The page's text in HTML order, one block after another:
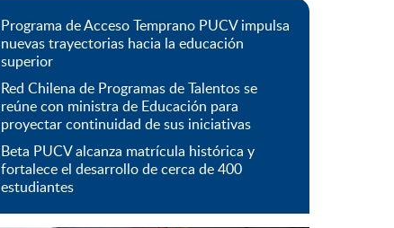
Programa de Acceso Temprano PUCV impulsa
nuevas trayectorias hacia la educación
superior
Red Chilena de Programas de Talentos se
reúne con ministra de Educación para
proyectar continuidad de sus iniciativas
Beta PUCV alcanza matrícula histórica y
fortalece el desarrollo de cerca de 400
estudiantes